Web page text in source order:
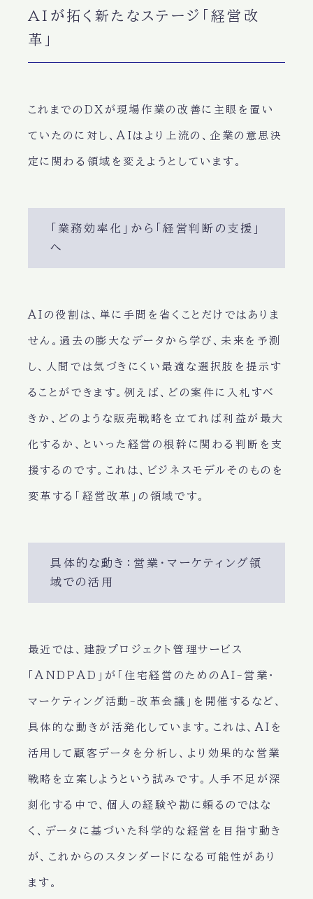
AIが拓く新たなステージ「経営改
革」
これまでのDXが現場作業の改善に主眼を置い
ていたのに対し、AIはより上流の、企業の意思決
定に関わる領域を変えようとしています。
「業務効率化」から「経営判断の支援」
へ
AIの役割は、単に手間を省くことだけではありま
せん。過去の膨大なデータから学び、未来を予測
し、人間では気づきにくい最適な選択肢を提示す
ることができます。例えば、どの案件に入札すべ
きか、どのような販売戦略を立てれば利益が最大
化するか、といった経営の根幹に関わる判断を支
援するのです。これは、ビジネスモデルそのものを
変革する「経営改革」の領域です。
具体的な動き：営業・マーケティング領
域での活用
最近では、建設プロジェクト管理サービス
「ANDPAD」が「住宅経営のためのAI-営業・
マーケティング活動-改革会議」を開催するなど、
具体的な動きが活発化しています。これは、AIを
活用して顧客データを分析し、より効果的な営業
戦略を立案しようという試みです。人手不足が深
刻化する中で、個人の経験や勘に頼るのではな
く、データに基づいた科学的な経営を目指す動き
が、これからのスタンダードになる可能性があり
ます。